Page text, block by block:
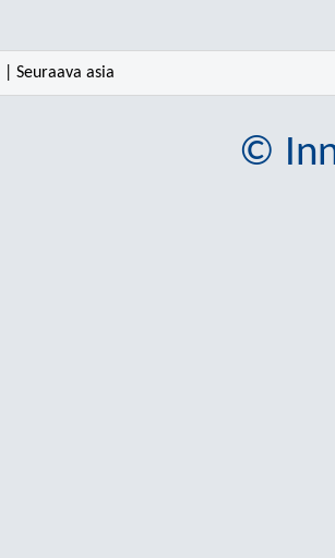
| Seuraava asia
©